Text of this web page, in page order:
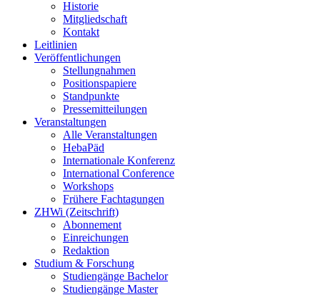
Historie
Mitgliedschaft
Kontakt
Leitlinien
Veröffentlichungen
Stellungnahmen
Positionspapiere
Standpunkte
Pressemitteilungen
Veranstaltungen
Alle Veranstaltungen
HebaPäd
Internationale Konferenz
International Conference
Workshops
Frühere Fachtagungen
ZHWi (Zeitschrift)
Abonnement
Einreichungen
Redaktion
Studium & Forschung
Studiengänge Bachelor
Studiengänge Master